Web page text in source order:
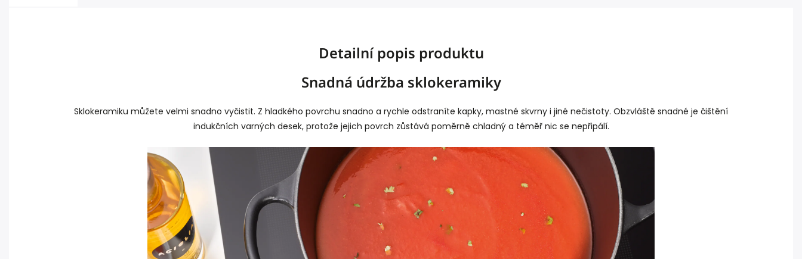
Detailní popis produktu
Snadná údržba sklokeramiky
Sklokeramiku můžete velmi snadno vyčistit. Z hladkého povrchu snadno a rychle odstraníte kapky, mastné skvrny i jiné nečistoty. Obzvláště snadné je čištění
indukčních varných desek, protože jejich povrch zůstává poměrně chladný a téměř nic se nepřipálí.